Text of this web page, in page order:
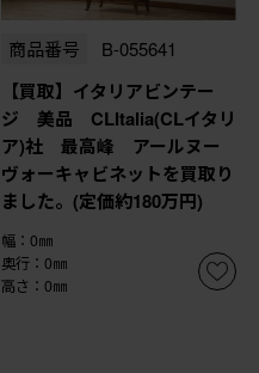
商品番号 B-055641
【買取】イタリアビンテー
ジ 美品 CLItalia(CLイタリ
ア)社 最高峰 アールヌー
ヴォーキャビネットを買取り
ました。(定価約180万円)
幅：0㎜
奥行：0㎜
高さ：0㎜